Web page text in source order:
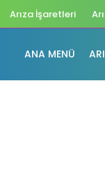
Arıza İşaretleri
ANA MENÜ